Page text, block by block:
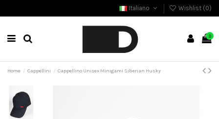
Italiano Wishlist (0)
0
Home Cappellini Cappellino Unisex Minigami Siberian Husky